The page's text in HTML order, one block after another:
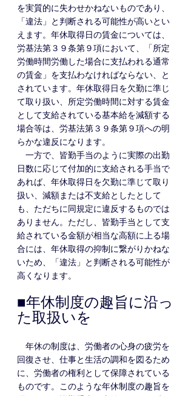
を実質的に失わせかねないものであり、
「違法」と判断される可能性が高いとい
えます。年休取得日の賃金については、
労基法第３９条第９項において、「所定
労働時間労働した場合に支払われる通常
の賃金」を支払わなければならない、と
されています。年休取得日を欠勤に準じ
て取り扱い、所定労働時間に対する賃金
として支給されている基本給を減額する
場合等は、労基法第３９条第９項への明
らかな違反になります。
一方で、皆勤手当のように実際の出勤
日数に応じて付加的に支給される手当で
あれば、年休取得日を欠勤に準じて取り
扱い、減額または不支給としたとして
も、ただちに同規定に違反するものでは
ありません。ただし、皆勤手当として支
給されている金額が相当な高額に上る場
合には、年休取得の抑制に繋がりかねな
いため、「違法」と判断される可能性が
高くなります。
■年休制度の趣旨に沿っ
た取扱いを
年休の制度は、労働者の心身の疲労を
回復させ、仕事と生活の調和を図るため
に、労働者の権利として保障されている
ものです。このような年休制度の趣旨を